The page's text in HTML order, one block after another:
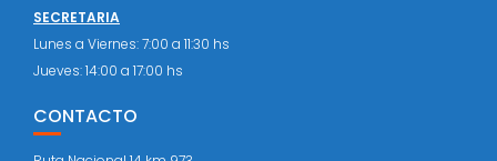
SECRETARIA
Lunes a Viernes: 7:00 a 11:30 hs
Jueves: 14:00 a 17:00 hs
CONTACTO